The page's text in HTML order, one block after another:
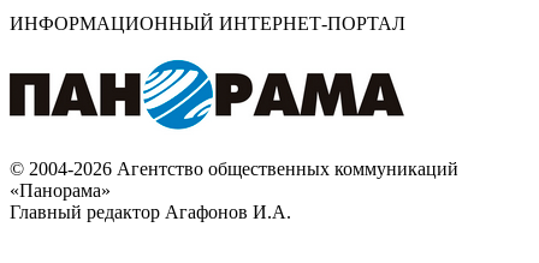
ИНФОРМАЦИОННЫЙ ИНТЕРНЕТ-ПОРТАЛ
© 2004-2026 Агентство общественных коммуникаций
«Панорама»
Главный редактор Агафонов И.А.